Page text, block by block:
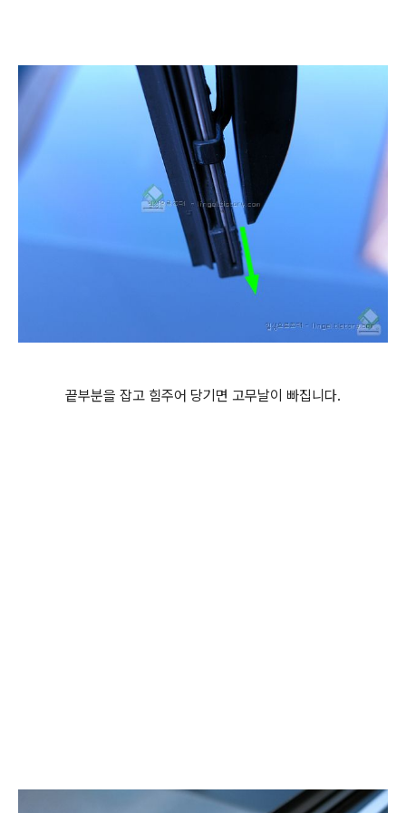
끝부분을 잡고 힘주어 당기면 고무날이 빠집니다.